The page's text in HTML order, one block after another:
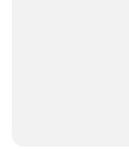
ŠTÍTNÁ